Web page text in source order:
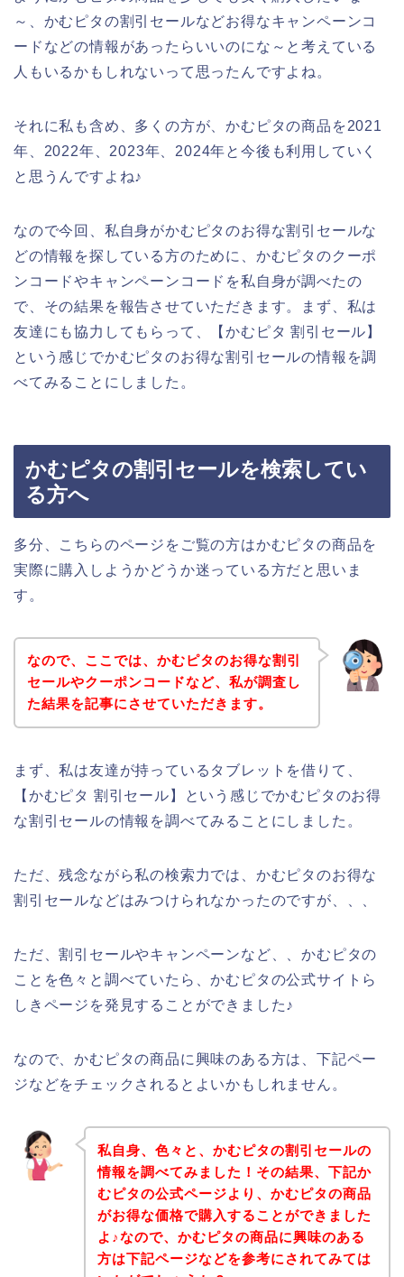
～、かむピタの割引セールなどお得なキャンペーンコ
ードなどの情報があったらいいのにな～と考えている
人もいるかもしれないって思ったんですよね。
それに私も含め、多くの方が、かむピタの商品を2021
年、2022年、2023年、2024年と今後も利用していく
と思うんですよね♪
なので今回、私自身がかむピタのお得な割引セールな
どの情報を探している方のために、かむピタのクーポ
ンコードやキャンペーンコードを私自身が調べたの
で、その結果を報告させていただきます。まず、私は
友達にも協力してもらって、【かむピタ 割引セール】
という感じでかむピタのお得な割引セールの情報を調
べてみることにしました。
かむピタの割引セールを検索してい
る方へ
多分、こちらのページをご覧の方はかむピタの商品を
実際に購入しようかどうか迷っている方だと思いま
す。
なので、ここでは、かむピタのお得な割引
セールやクーポンコードなど、私が調査し
た結果を記事にさせていただきます。
まず、私は友達が持っているタブレットを借りて、
【かむピタ 割引セール】という感じでかむピタのお得
な割引セールの情報を調べてみることにしました。
ただ、残念ながら私の検索力では、かむピタのお得な
割引セールなどはみつけられなかったのですが、、、
ただ、割引セールやキャンペーンなど、、かむピタの
ことを色々と調べていたら、かむピタの公式サイトら
しきページを発見することができました♪
なので、かむピタの商品に興味のある方は、下記ペー
ジなどをチェックされるとよいかもしれません。
私自身、色々と、かむピタの割引セールの
情報を調べてみました！その結果、下記か
むピタの公式ページより、かむピタの商品
がお得な価格で購入することができました
よ♪なので、かむピタの商品に興味のある
方は下記ページなどを参考にされてみては